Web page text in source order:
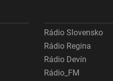
Rádio Slovensko
Rádio Regina
Rádio Devín
Rádio_FM